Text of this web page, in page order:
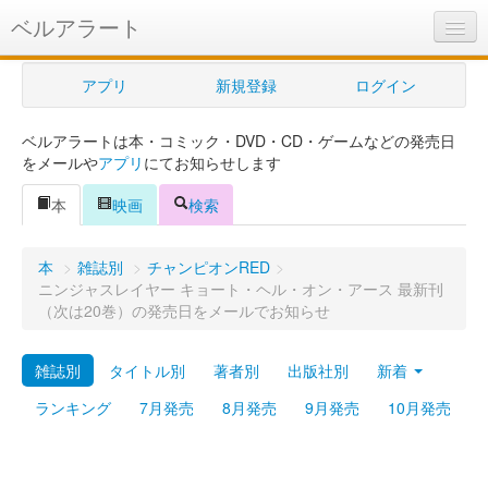
ベルアラート
ベルアラートとは
ヘルプ
新規登録
ログイン
購入管理
プレミアム
アプリ 新規登録 ログイン
ベルアラートは本・コミック・DVD・CD・ゲームなどの発売日
をメールやアプリ にてお知らせします
本
映画 検索
本 > 雑誌別 > チャンピオンRED >
ニンジャスレイヤー キョート・ヘル・オン・アース 最新刊
（次は20巻）の発売日をメールでお知らせ
雑誌別 タイトル別 著者別 出版社別
新着
ランキング
7月発売 8月発売 9月発売 10月発売